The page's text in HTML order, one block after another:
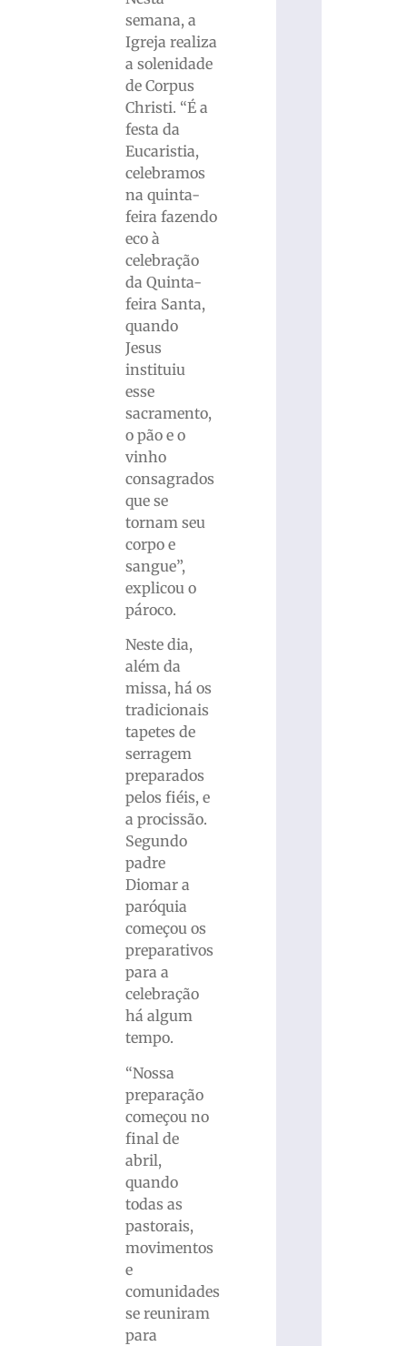
semana, a
Igreja realiza
a solenidade
de Corpus
Christi. “É a
festa da
Eucaristia,
celebramos
na quinta-
feira fazendo
eco à
celebração
da Quinta-
feira Santa,
quando
Jesus
instituiu
esse
sacramento,
o pão e o
vinho
consagrados
que se
tornam seu
corpo e
sangue”,
explicou o
pároco.
Neste dia,
além da
missa, há os
tradicionais
tapetes de
serragem
preparados
pelos fiéis, e
a procissão.
Segundo
padre
Diomar a
paróquia
começou os
preparativos
para a
celebração
há algum
tempo.
“Nossa
preparação
começou no
final de
abril,
quando
todas as
pastorais,
movimentos
e
comunidades
se reuniram
para